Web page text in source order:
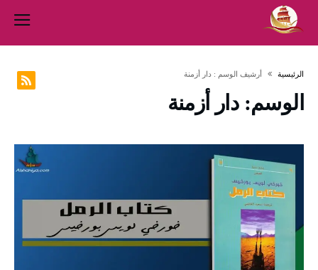
‫الرئيسية‬ ‫أرشيف الوسم :‬ دار أزمنة
الوسم:دار أزمنة